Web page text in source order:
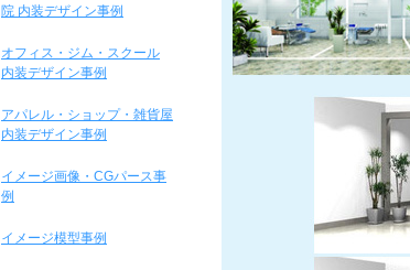
院 内装デザイン事例
オフィス・ジム・スクール
内装デザイン事例
アパレル・ショップ・雑貨屋
内装デザイン事例
イメージ画像・CGパース事
例
イメージ模型事例